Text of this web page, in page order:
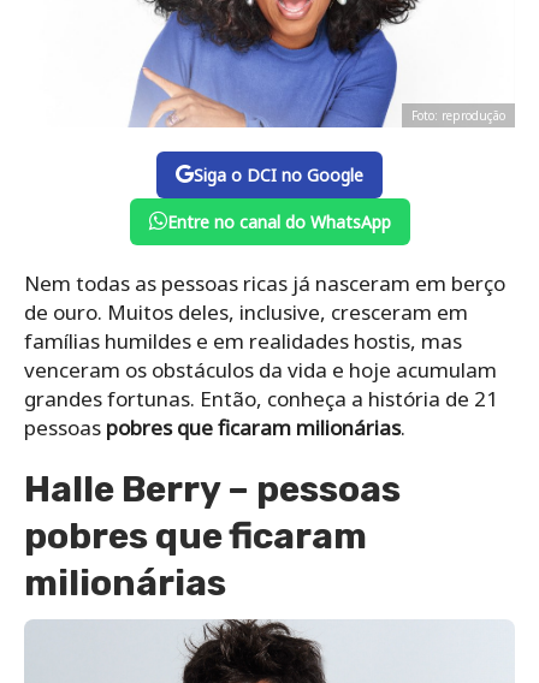
Foto: reprodução
Siga o DCI no Google
Entre no canal do WhatsApp
Nem todas as pessoas ricas já nasceram em berço
de ouro. Muitos deles, inclusive, cresceram em
famílias humildes e em realidades hostis, mas
venceram os obstáculos da vida e hoje acumulam
grandes fortunas. Então, conheça a história de 21
pessoas pobres que ficaram milionárias.
Halle Berry – pessoas
pobres que ficaram
milionárias